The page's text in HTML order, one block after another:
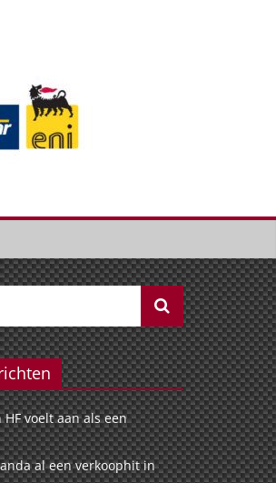
HF voelt aan als een
al een verkoophit in